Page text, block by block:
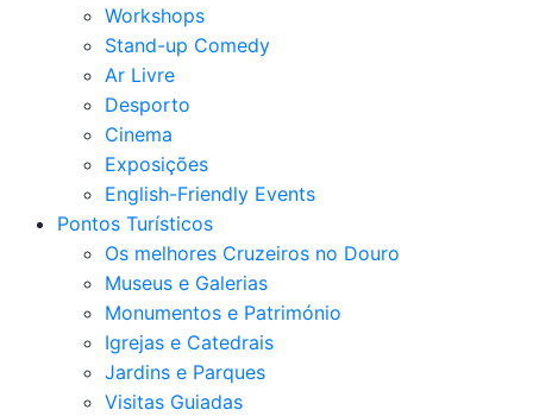
Workshops
Stand-up Comedy
Ar Livre
Desporto
Cinema
Exposições
English-Friendly Events
Pontos Turísticos
Os melhores Cruzeiros no Douro​
Museus e Galerias
Monumentos e Património
Igrejas e Catedrais
Jardins e Parques
Visitas Guiadas